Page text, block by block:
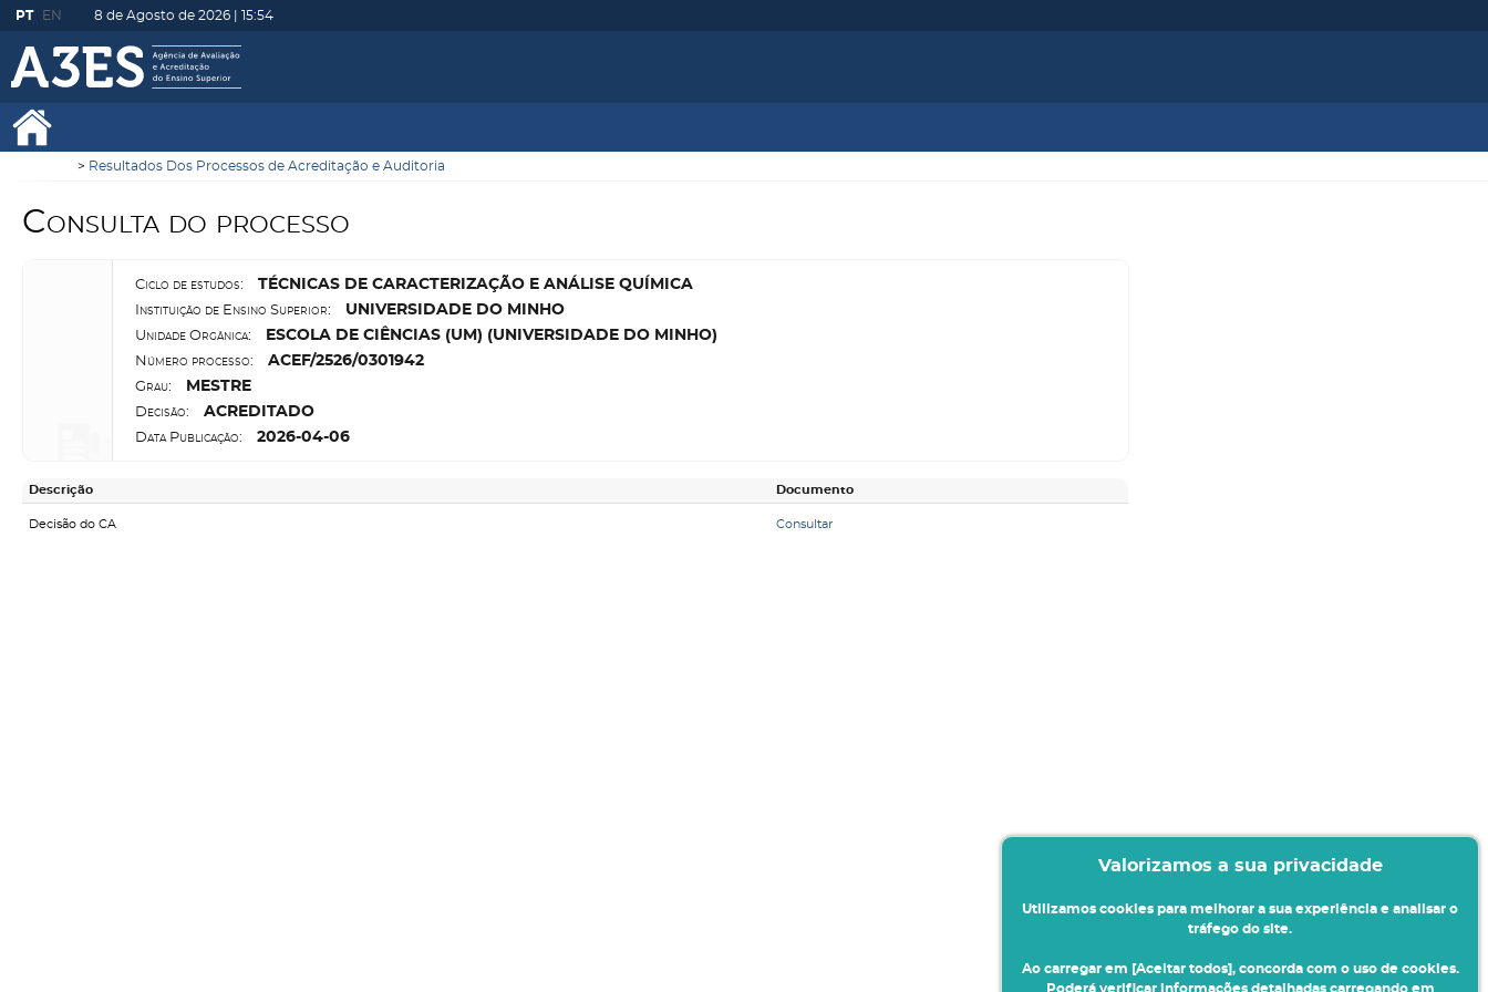
PT EN 8 de Agosto de 2026 | 15:54
Resultados Dos Processos de Acreditação e Auditoria
Consulta do processo
Ciclo de estudos: T ÉCNICAS DE CARACTERIZAÇÃO E ANÁLISE QUÍMICA
Instituição de Ensino Superior: U NIVERSIDADE DO MINHO
Unidade Orgânica: ESCOLA DE CIÊNCIAS (UM) (UNIVERSIDADE DO MINHO)
Número processo: ACEF/2526/0301942
Grau: M ESTRE
Decisão: ACREDITADO
Data Publicação: 2026-04-06
Descrição Documento
Decisão do CA Consultar
Valorizamos a sua privacidade
Utilizamos cookies para melhorar a sua experiência e analisar o
tráfego do site.
Ao carregar em [Aceitar todos], concorda com o uso de cookies.
Poderá verificar informações detalhadas carregando em